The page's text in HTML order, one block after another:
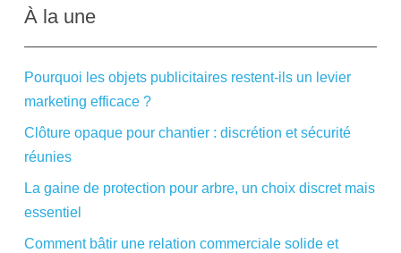
À la une
Pourquoi les objets publicitaires restent-ils un levier
marketing efficace ?
Clôture opaque pour chantier : discrétion et sécurité
réunies
La gaine de protection pour arbre, un choix discret mais
essentiel
Comment bâtir une relation commerciale solide et